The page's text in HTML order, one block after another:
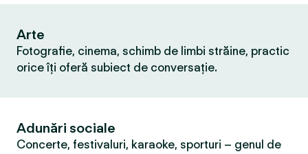
Arte
Fotografie, cinema, schimb de limbi străine, practic
orice îți oferă subiect de conversație.
Adunări sociale
Concerte, festivaluri, karaoke, sporturi – genul de